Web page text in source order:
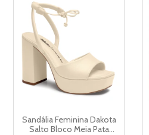
Sandália Feminina Dakota
Salto Bloco Meia Pata